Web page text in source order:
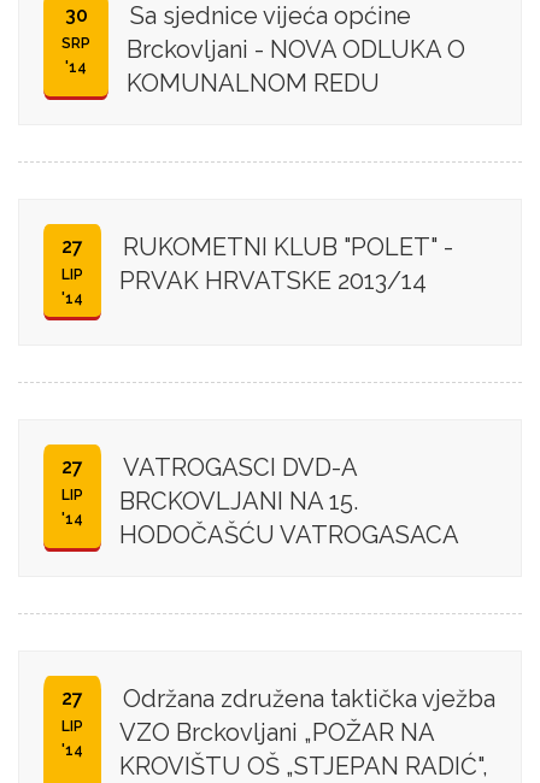
30
SRP
'14
Sa sjednice vijeća općine
Brckovljani - NOVA ODLUKA O
KOMUNALNOM REDU
27
LIP
'14
RUKOMETNI KLUB "POLET" -
PRVAK HRVATSKE 2013/14
27
LIP
'14
VATROGASCI DVD-A
BRCKOVLJANI NA 15.
HODOČAŠĆU VATROGASACA
27
LIP
'14
Održana združena taktička vježba
VZO Brckovljani „POŽAR NA
KROVIŠTU OŠ „STJEPAN RADIĆ",